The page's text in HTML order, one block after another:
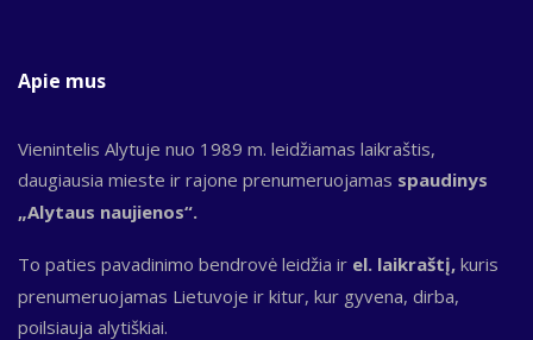
Apie mus
Vienintelis Alytuje nuo 1989 m. leidžiamas laikraštis,
daugiausia mieste ir rajone prenumeruojamas spaudinys
„Alytaus naujienos“.
To paties pavadinimo bendrovė leidžia ir el. laikraštį, kuris
prenumeruojamas Lietuvoje ir kitur, kur gyvena, dirba,
poilsiauja alytiškiai.